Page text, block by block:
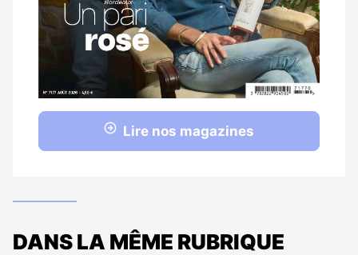
Lire nos magazines
DANS LA MÊME RUBRIQUE